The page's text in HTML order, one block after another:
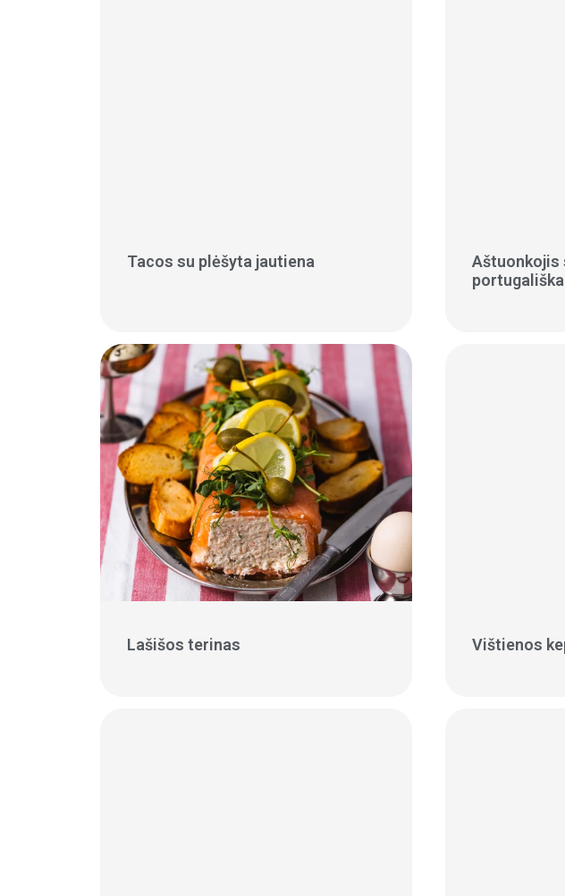
Tacos su plėšyta jautiena
Aštuonkojis
Lašišos terinas Vištienos